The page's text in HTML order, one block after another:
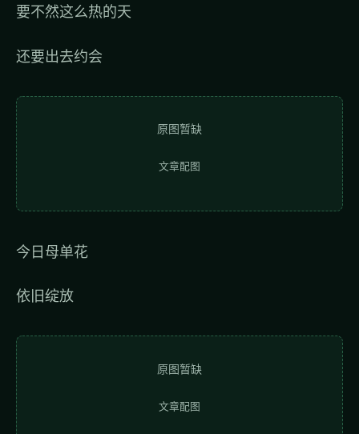
要不然这么热的天
还要出去约会
原图暂缺
文章配图
今日母单花
依旧绽放
原图暂缺
文章配图